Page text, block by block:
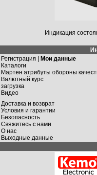
Индикация
Регистрация | Мои данные
Каталоги
Мартен атрибуты обороны
Валютный курс
загрузка
Видео
Доставка и возврат
Условия и гарантии
Безопасность
Свяжитесь с нами
О нас
Выходные данные